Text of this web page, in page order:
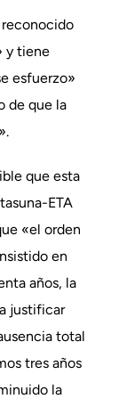
reconocido
y tiene
esfuerzo»
de que la
que esta
ETA
«el orden
en
años, la
justificar
total
tres años
la